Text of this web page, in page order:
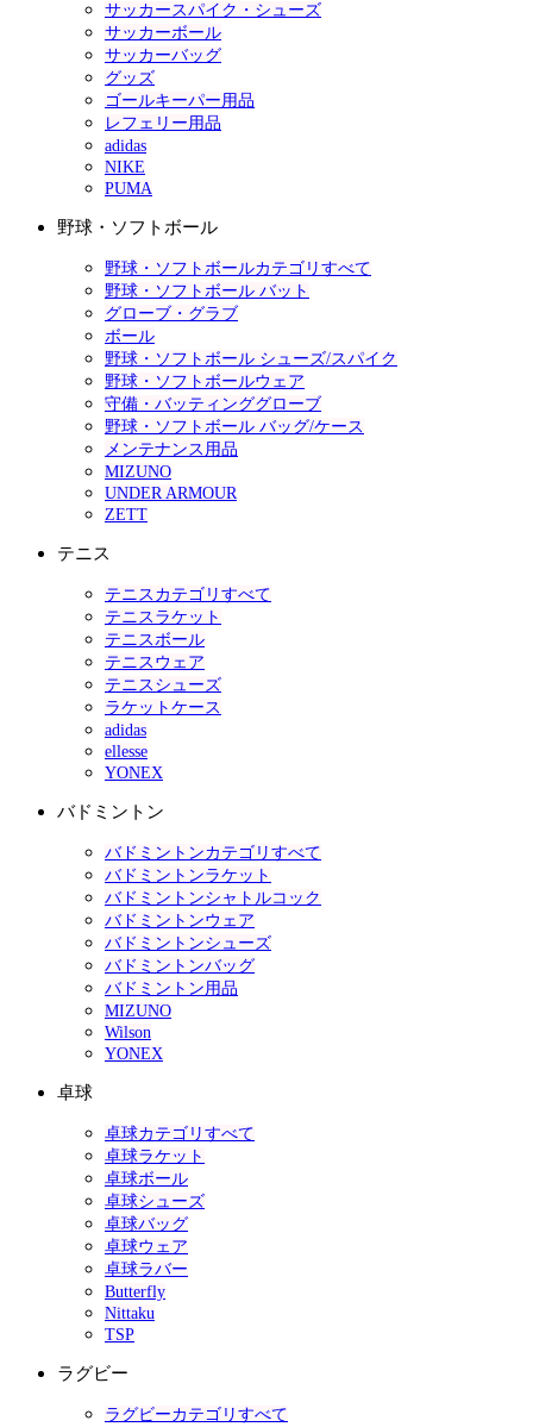
サッカースパイク・シューズ
サッカーボール
サッカーバッグ
グッズ
ゴールキーパー用品
レフェリー用品
adidas
NIKE
PUMA
野球・ソフトボール
野球・ソフトボールカテゴリすべて
野球・ソフトボール バット
グローブ・グラブ
ボール
野球・ソフトボール シューズ/スパイク
野球・ソフトボールウェア
守備・バッティンググローブ
野球・ソフトボール バッグ/ケース
メンテナンス用品
MIZUNO
UNDER ARMOUR
ZETT
テニス
テニスカテゴリすべて
テニスラケット
テニスボール
テニスウェア
テニスシューズ
ラケットケース
adidas
ellesse
YONEX
バドミントン
バドミントンカテゴリすべて
バドミントンラケット
バドミントンシャトルコック
バドミントンウェア
バドミントンシューズ
バドミントンバッグ
バドミントン用品
MIZUNO
Wilson
YONEX
卓球
卓球カテゴリすべて
卓球ラケット
卓球ボール
卓球シューズ
卓球バッグ
卓球ウェア
卓球ラバー
Butterfly
Nittaku
TSP
ラグビー
ラグビーカテゴリすべて